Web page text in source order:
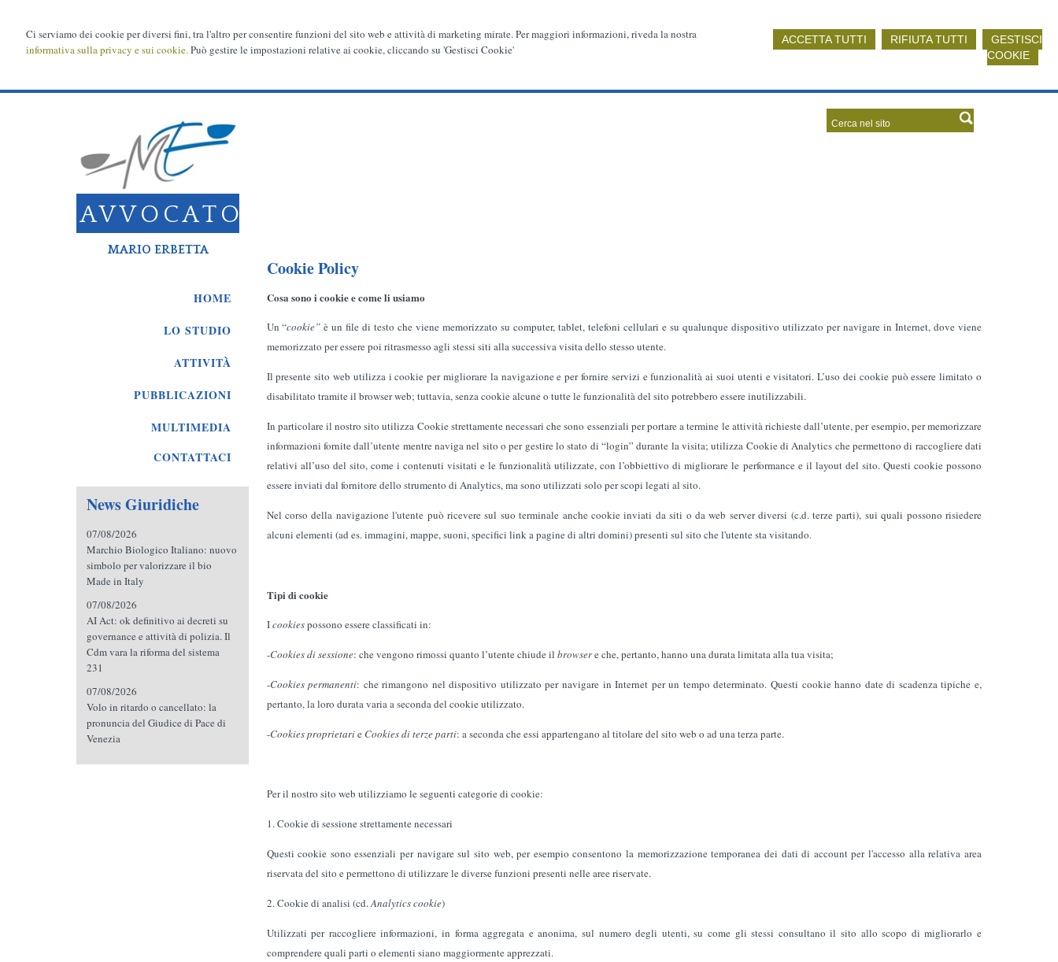
Ci serviamo dei cookie per diversi fini, tra l'altro per consentire funzioni del sito web e attività di marketing mirate. Per maggiori informazioni, riveda la nostra
informativa sulla privacy e sui cookie.Può gestire le impostazioni relative ai cookie, cliccando su 'Gestisci Cookie'
ACCETTA TUTTI RIFIUTA TUTTI
GESTISCI
COOKIE
AVVOCATO
MARIO ERBETTA
HOME
LO STUDIO
ATTIVITÀ
PUBBLICAZIONI
MULTIMEDIA
CONTATTACI
Cookie Policy
Cosa sono i cookie e come li usiamo
Un “cookie”è un file di testo che viene memorizzato su computer, tablet, telefoni cellulari e su qualunque dispositivo utilizzato per navigare in Internet, dove viene
memorizzato per essere poi ritrasmesso agli stessi siti alla successiva visita dello stesso utente.
Il presente sito web utilizza i cookie per migliorare la navigazione e per fornire servizi e funzionalità ai suoi utenti e visitatori. L’uso dei cookie può essere limitato o
disabilitato tramite il browser web; tuttavia, senza cookie alcune o tutte le funzionalità del sito potrebbero essere inutilizzabili.
In particolare il nostro sito utilizza Cookie strettamente necessari che sono essenziali per portare a termine le attività richieste dall’utente, per esempio, per memorizzare
informazioni fornite dall’utente mentre naviga nel sito o per gestire lo stato di “login” durante la visita; utilizza Cookie di Analytics che permettono di raccogliere dati
relativi all’uso del sito, come i contenuti visitati e le funzionalità utilizzate, con l’obbiettivo di migliorare le performance e il layout del sito. Questi cookie possono
essere inviati dal fornitore dello strumento di Analytics, ma sono utilizzati solo per scopi legati al sito.
Nel corso della navigazione l'utente può ricevere sul suo terminale anche cookie inviati da siti o da web server diversi (c.d. terze parti), sui quali possono risiedere
alcuni elementi (ad es. immagini, mappe, suoni, specifici link a pagine di altri domini) presenti sul sito che l'utente sta visitando.
Tipi di cookie
Icookiespossono essere classificati in:
-Cookies di sessione: che vengono rimossi quanto l’utente chiude il browsere che, pertanto, hanno una durata limitata alla tua visita;
-Cookies permanenti: che rimangono nel dispositivo utilizzato per navigare in Internet per un tempo determinato. Questi cookie hanno date di scadenza tipiche e,
pertanto, la loro durata varia a seconda del cookie utilizzato.
-Cookies proprietarie Cookies di terze parti: a seconda che essi appartengano al titolare del sito web o ad una terza parte.
Per il nostro sito web utilizziamo le seguenti categorie di cookie:
1. Cookie di sessione strettamente necessari
Questi cookie sono essenziali per navigare sul sito web, per esempio consentono la memorizzazione temporanea dei dati di account per l'accesso alla relativa area
riservata del sito e permettono di utilizzare le diverse funzioni presenti nelle aree riservate.
2. Cookie di analisi (cd.Analytics cookie)
Utilizzati per raccogliere informazioni, in forma aggregata e anonima, sul numero degli utenti, su come gli stessi consultano il sito allo scopo di migliorarlo e
comprendere quali parti o elementi siano maggiormente apprezzati.
News Giuridiche
07/08/2026
Marchio Biologico Italiano: nuovo
simbolo per valorizzare il bio
Made in Italy
07/08/2026
AI Act: ok definitivo ai decreti su
governance e attività di polizia. Il
Cdm vara la riforma del sistema
231
07/08/2026
Volo in ritardo o cancellato: la
pronuncia del Giudice di Pace di
Venezia